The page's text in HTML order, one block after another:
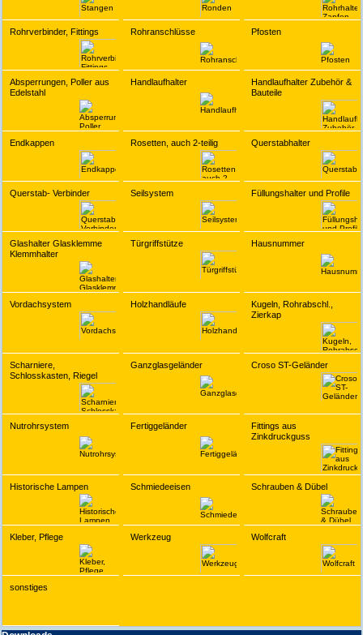
Rohrverbinder, Fittings Rohranschlüsse Pfosten
Absperrungen, Poller aus
Edelstahl
Handlaufhalter
Handlaufhalter Zubehör &
Bauteile
Endkappen Rosetten, auch 2-teilig Querstabhalter
Querstab- Verbinder Seilsystem Füllungshalter und Profile
Glashalter Glasklemme
Klemmhalter
Türgriffstütze Hausnummer
Vordachsystem Holzhandläufe
Kugeln, Rohrabschl.,
Zierkap
Scharniere,
Schlosskasten, Riegel
Ganzglasgeländer Croso ST-Geländer
Nutrohrsystem Fertiggeländer
Fittings aus
Zinkdruckguss
Historische Lampen Schmiedeeisen Schrauben & Dübel
Kleber, Pflege Werkzeug Wolfcraft
sonstiges